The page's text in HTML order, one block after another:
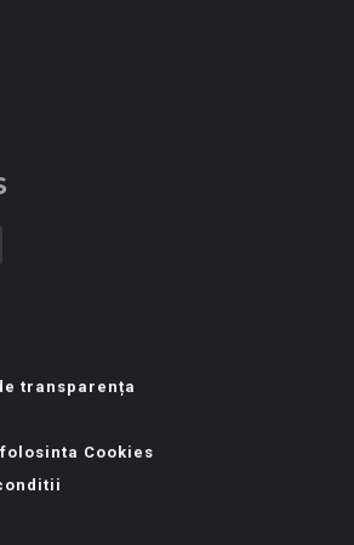
transparența
Cookies